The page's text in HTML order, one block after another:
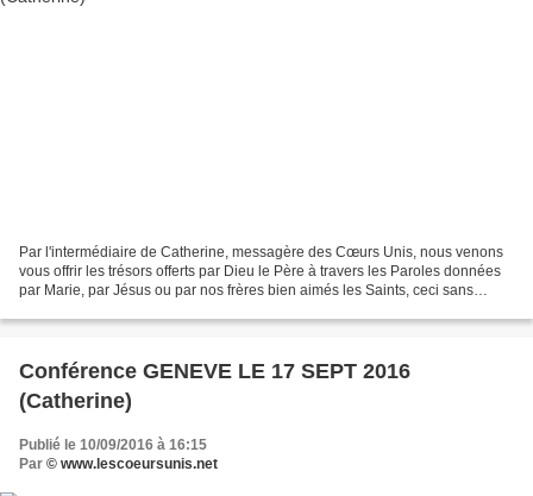
Par l'intermédiaire de Catherine, messagère des Cœurs Unis, nous venons
vous offrir les trésors offerts par Dieu le Père à travers les Paroles données
par Marie, par Jésus ou par nos frères bien aimés les Saints, ceci sans
Conférence GENEVE LE 17 SEPT 2016
(Catherine)
Publié le 10/09/2016 à 16:15
Par © www.lescoeursunis.net